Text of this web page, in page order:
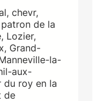
chevr,
de la
Lozier,
Grand-
la-
aux-
du roy en la
de